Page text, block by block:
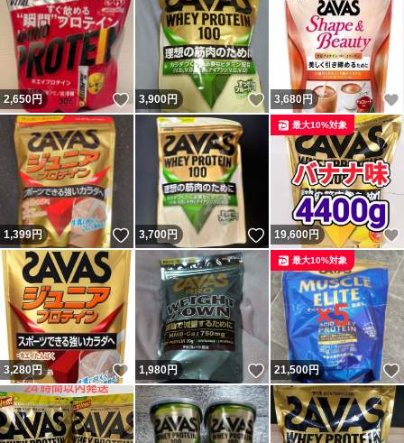
2,650円 いいね！
3,900円 いいね！
3,680円
1,399円 いいね！
3,700円 いいね！
19,600円
最大10%対象
3,280円 いいね！
1,980円 いいね！
21,500円
最大10%対象